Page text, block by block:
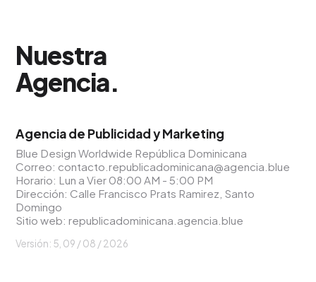
Nuestra
Agencia.
Agencia de Publicidad y Marketing
Blue Design Worldwide República Dominicana
Correo: contacto.republicadominicana@agencia.blue
Horario: Lun a Vier 08:00 AM - 5:00 PM
Dirección: Calle Francisco Prats Ramirez, Santo
Domingo
Sitio web:republicadominicana.agencia.blue
Versión: 5, 09 / 08 / 2026